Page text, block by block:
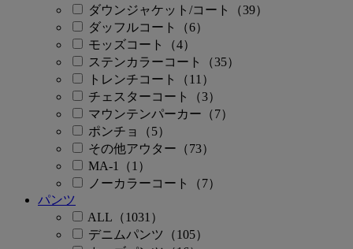
ダウンジャケット/コート（39）
ダッフルコート（6）
モッズコート（4）
ステンカラーコート（35）
トレンチコート（11）
チェスターコート（3）
マウンテンパーカー（7）
ポンチョ（5）
その他アウター（73）
MA-1（1）
ノーカラーコート（7）
パンツ
ALL（1031）
デニムパンツ（105）